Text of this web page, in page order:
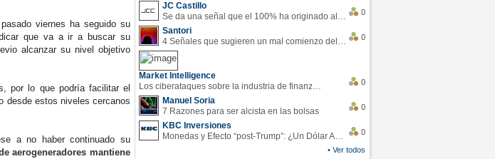
viernes ha seguido su
que va a ir a buscar su
alcanzar su nivel objetivo
por lo que podría facilitar el
desde estos niveles cercanos
a no haber continuado su
aerogeneradores mantiene
JC Castillo
Se da una señal que el 100% ha originado alzas en las bolsas
0
Santori
4 Señales que sugieren un mal comienzo del 3T de la economía EEUU
0
Market Intelligence
Los ciberataques sobre la industria de finanzas se han duplicado este año
0
Manuel Soria
7 Razones para ser alcista en las bolsas
0
KBC Inversiones
Monedas y Efecto “post-Trump”: ¿Un Dólar Americano operando en rangos?
0
• Ver todos